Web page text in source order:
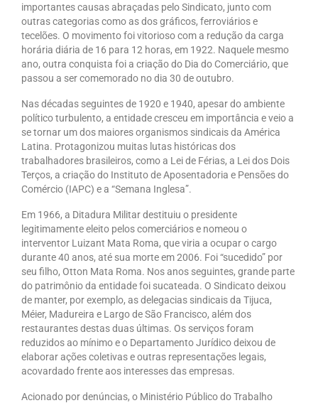
Coletivo de Igualdade Racial
DENÚNCIAS
SERVIÇOS
Acordos e convenções
Cadastro de empresa
Homologações
Jurídico
Declarações
Saúde
Aplicativo Comerciários RJ
Acordo de Feriado para Empresas
CIPA
BENEFÍCIOS
Sede social
importantes causas abraçadas pelo Sindicato, junto com
outras categorias como as dos gráficos, ferroviários e
tecelões. O movimento foi vitorioso com a redução da carga
horária diária de 16 para 12 horas, em 1922. Naquele mesmo
ano, outra conquista foi a criação do Dia do Comerciário, que
passou a ser comemorado no dia 30 de outubro.
Nas décadas seguintes de 1920 e 1940, apesar do ambiente
político turbulento, a entidade cresceu em importância e veio a
se tornar um dos maiores organismos sindicais da América
Latina. Protagonizou muitas lutas históricas dos
trabalhadores brasileiros, como a Lei de Férias, a Lei dos Dois
Terços, a criação do Instituto de Aposentadoria e Pensões do
Comércio (IAPC) e a “Semana Inglesa”.
Em 1966, a Ditadura Militar destituiu o presidente
legitimamente eleito pelos comerciários e nomeou o
interventor Luizant Mata Roma, que viria a ocupar o cargo
durante 40 anos, até sua morte em 2006. Foi “sucedido” por
seu filho, Otton Mata Roma. Nos anos seguintes, grande parte
do patrimônio da entidade foi sucateada. O Sindicato deixou
de manter, por exemplo, as delegacias sindicais da Tijuca,
Méier, Madureira e Largo de São Francisco, além dos
restaurantes destas duas últimas. Os serviços foram
reduzidos ao mínimo e o Departamento Jurídico deixou de
elaborar ações coletivas e outras representações legais,
acovardado frente aos interesses das empresas.
Acionado por denúncias, o Ministério Público do Trabalho